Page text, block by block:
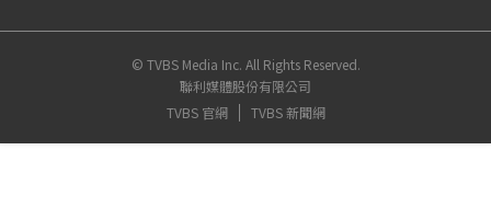
© TVBS Media Inc. All Rights Reserved.
聯利媒體股份有限公司
TVBS 官網
TVBS 新聞網